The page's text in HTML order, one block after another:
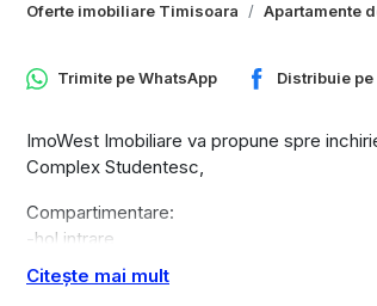
Oferte imobiliare Timisoara Apartamente
Trimite peWhatsApp Distribuie pe
ImoWest Imobiliare va propune spre
Complex Studentesc,
Compartimentare:
-hol intrare
-linving
-bucatarie
Citește mai mult